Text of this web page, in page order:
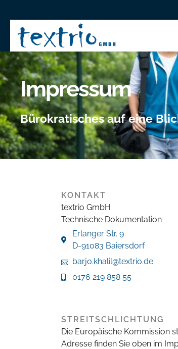
Impressum
Bürokratisches auf eine
KONTAKT
textrio GmbH
Technische Dokumentation
Erlanger Str. 9
D-91083 Baiersdorf
barjo.khalil@textrio.de
0176 219 858 55
STREITSCHLICHTUNG
Die Europäische Kommission
Adresse finden Sie oben im